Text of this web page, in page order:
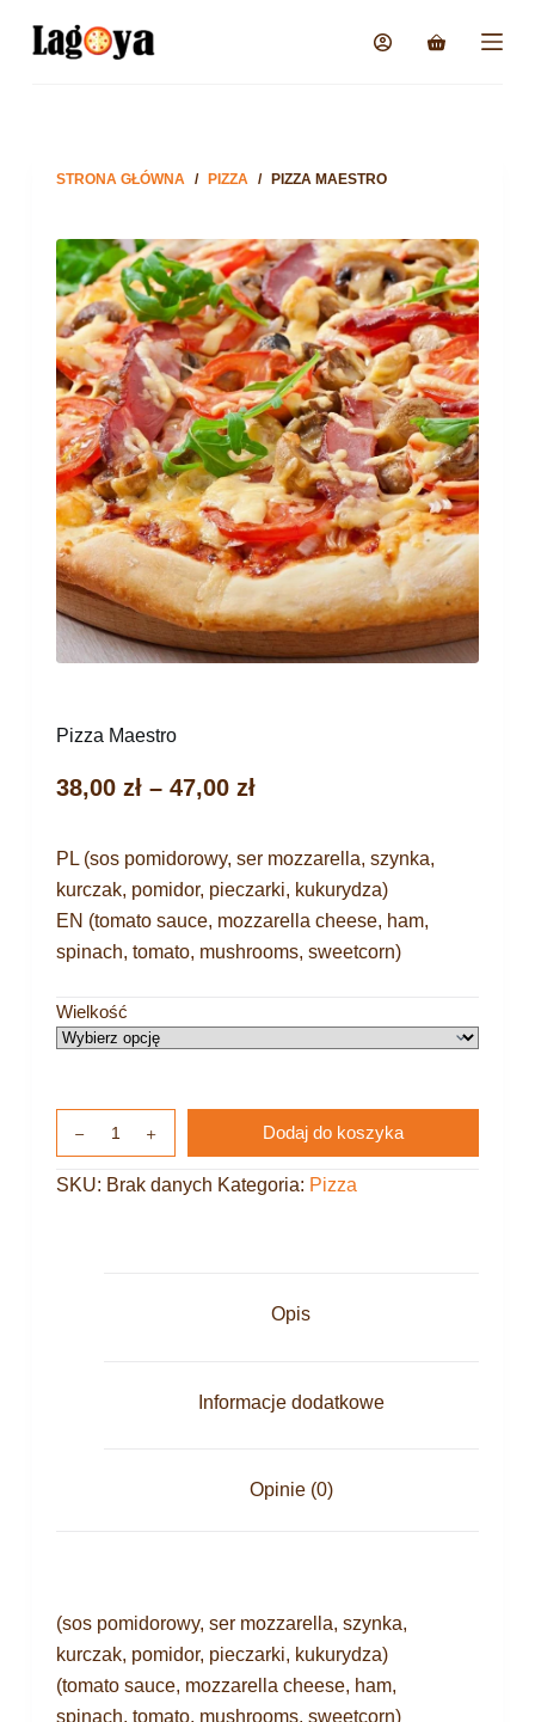
STRONA GŁÓWNA / PIZZA / PIZZA MAESTRO
Pizza Maestro
38,00 zł – 47,00 zł
PL (sos pomidorowy, ser mozzarella, szynka,
kurczak, pomidor, pieczarki, kukurydza)
EN (tomato sauce, mozzarella cheese, ham,
spinach, tomato, mushrooms, sweetcorn)
Wielkość
Dodaj do koszyka
SKU: Brak danych Kategoria: Pizza
Opis
Informacje dodatkowe
Opinie (0)
(sos pomidorowy, ser mozzarella, szynka,
kurczak, pomidor, pieczarki, kukurydza)
(tomato sauce, mozzarella cheese, ham,
spinach, tomato, mushrooms, sweetcorn)